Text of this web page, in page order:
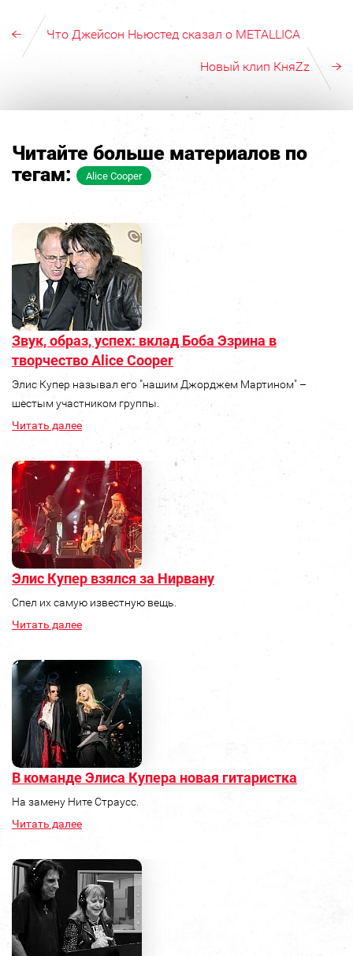
Что Джейсон Ньюстед сказал о METALLICA
Новый клип КняZz
Читайте больше материалов по
тегам:
Alice Cooper
Звук, образ, успех: вклад Боба Эзрина в
творчество Alice Cooper
Элис Купер называл его "нашим Джорджем Мартином" –
шестым участником группы.
Читать далее
Элис Купер взялся за Нирвану
Спел их самую известную вещь.
Читать далее
В команде Элиса Купера новая гитаристка
На замену Ните Страусс.
Читать далее